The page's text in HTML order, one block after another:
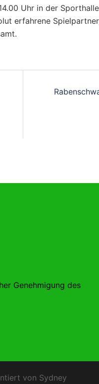
Uhr in der
erfahrene
Genehmigung des
von Sydney